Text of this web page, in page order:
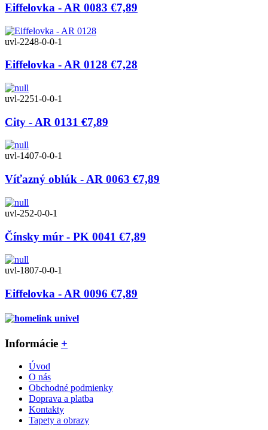
Eiffelovka - AR 0083 €7,89
uvl-2248-0-0-1
Eiffelovka - AR 0128 €7,28
uvl-2251-0-0-1
City - AR 0131 €7,89
uvl-1407-0-0-1
Víťazný oblúk - AR 0063 €7,89
uvl-252-0-0-1
Čínsky múr - PK 0041 €7,89
uvl-1807-0-0-1
Eiffelovka - AR 0096 €7,89
Informácie +
Úvod
O nás
Obchodné podmienky
Doprava a platba
Kontakty
Tapety a obrazy